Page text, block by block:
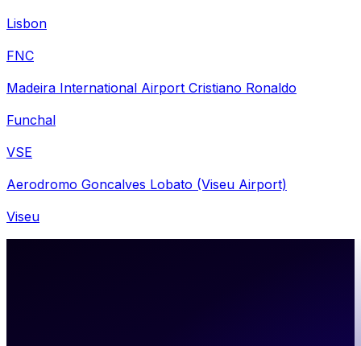
Lisbon
FNC
Madeira International Airport Cristiano Ronaldo
Funchal
VSE
Aerodromo Goncalves Lobato (Viseu Airport)
Viseu